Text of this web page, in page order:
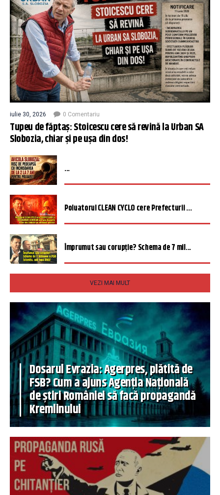
iulie 30, 2026 0 Comentariu
Tupeu de făptaș: Stoicescu cere să revină la Urban SA
Slobozia, chiar și pe ușa din dos!
...
Poluatorul CLEAN CYCLO cere Prefecturii ...
Împrumut sau corupție? Schema de 7 mil...
VEZI MAI MULT
Dosarul Evrazia: Agerpres, plătită de
FSB? Cum a ajuns Agenția Națională
de știri României să facă propagandă
Kremlinului